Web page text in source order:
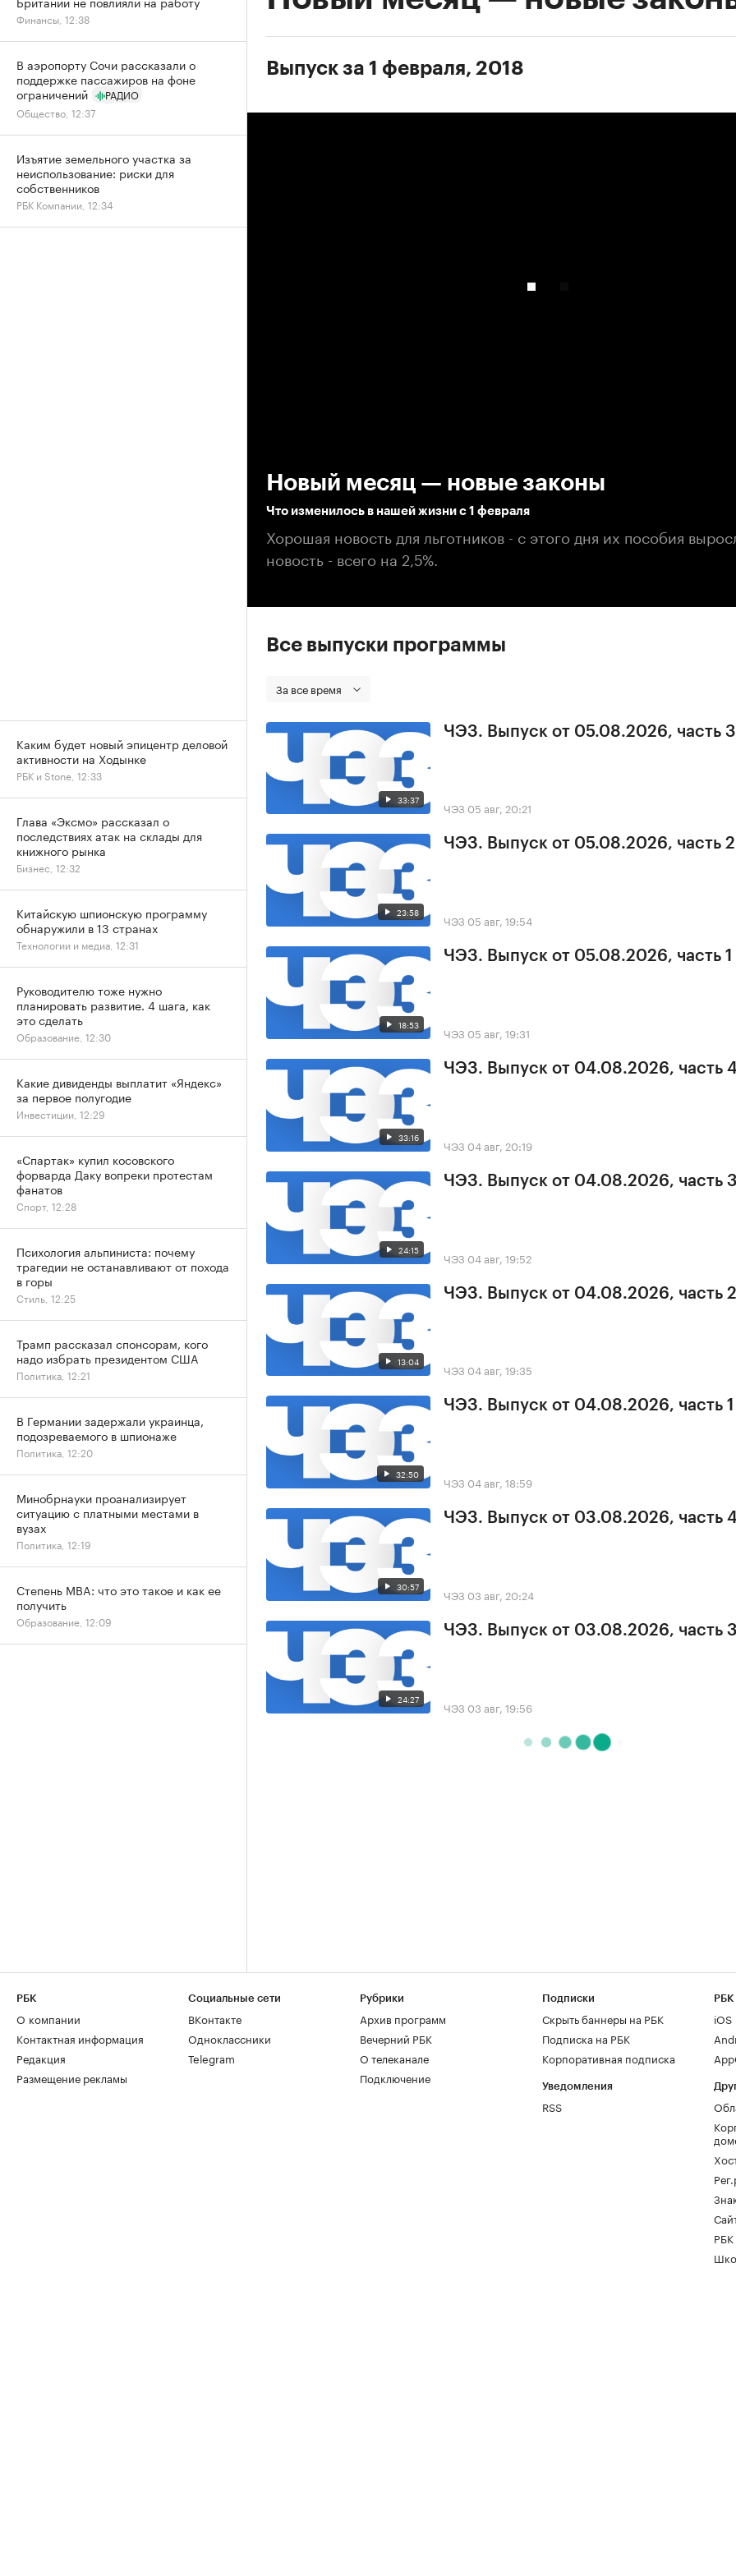
Выпуск за 1 февраля, 2018
Новый месяц — новые законы
Что изменилось в нашей жизни с 1 февраля
Хорошая новость для льготников - с этого дня их пособия
новость - всего на 2,5%.
Все выпуски программы
За все время
33:37
ЧЭЗ. Выпуск от 05.08.2026, часть 3
ЧЭЗ 05 авг, 20:21
23:58
ЧЭЗ. Выпуск от 05.08.2026, часть 2
ЧЭЗ 05 авг, 19:54
18:53
ЧЭЗ. Выпуск от 05.08.2026, часть 1
ЧЭЗ 05 авг, 19:31
33:16
ЧЭЗ. Выпуск от 04.08.2026, часть
ЧЭЗ 04 авг, 20:19
24:15
ЧЭЗ. Выпуск от 04.08.2026, часть
ЧЭЗ 04 авг, 19:52
13:04
ЧЭЗ. Выпуск от 04.08.2026, часть 2
ЧЭЗ 04 авг, 19:35
32:50
ЧЭЗ. Выпуск от 04.08.2026, часть 1
ЧЭЗ 04 авг, 18:59
30:57
ЧЭЗ. Выпуск от 03.08.2026, часть
ЧЭЗ 03 авг, 20:24
24:27
ЧЭЗ. Выпуск от 03.08.2026, часть
ЧЭЗ 03 авг, 19:56
Финансы, 12:38
В аэропорту Сочи рассказали о
поддержке пассажиров на фоне
ограничений
РАДИО
Общество, 12:37
Изъятие земельного участка за
неиспользование: риски для
собственников
РБК Компании, 12:34
Каким будет новый эпицентр деловой
активности на Ходынке
РБК и Stone, 12:33
Глава «Эксмо» рассказал о
последствиях атак на склады для
книжного рынка
Бизнес, 12:32
Китайскую шпионскую программу
обнаружили в 13 странах
Технологии и медиа, 12:31
Руководителю тоже нужно
планировать развитие. 4 шага, как
это сделать
Образование, 12:30
Какие дивиденды выплатит «Яндекс»
за первое полугодие
Инвестиции, 12:29
«Спартак» купил косовского
форварда Даку вопреки протестам
фанатов
Спорт, 12:28
Психология альпиниста: почему
трагедии не останавливают от похода
в горы
Стиль, 12:25
Трамп рассказал спонсорам, кого
надо избрать президентом США
Политика, 12:21
В Германии задержали украинца,
подозреваемого в шпионаже
Политика, 12:20
Минобрнауки проанализирует
ситуацию с платными местами в
вузах
Политика, 12:19
Степень MBA: что это такое и как ее
получить
Образование, 12:09
РБК
О компании
Контактная информация
Редакция
Размещение рекламы
Социальные сети
ВКонтакте
Одноклассники
Telegram
Рубрики
Архив программ
Вечерний РБК
О телеканале
Подключение
Подписки
Скрыть баннеры на РБК
Подписка на РБК
Корпоративная подписка
Уведомления
RSS
РБК
iOS